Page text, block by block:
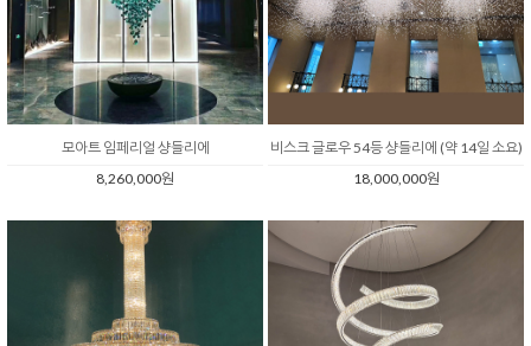
모아트 임페리얼 샹들리에
8,260,000원
비스크 글로우 54등 샹들리에 (약 14일 소요)
18,000,000원